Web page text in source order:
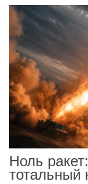
Ноль
тотальный